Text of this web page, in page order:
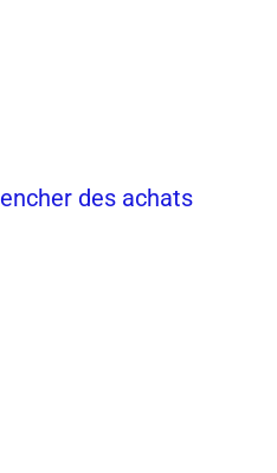
des achats